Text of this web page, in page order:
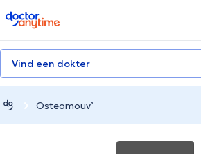
doctoranytime
Vind een dokter
Osteomouv’